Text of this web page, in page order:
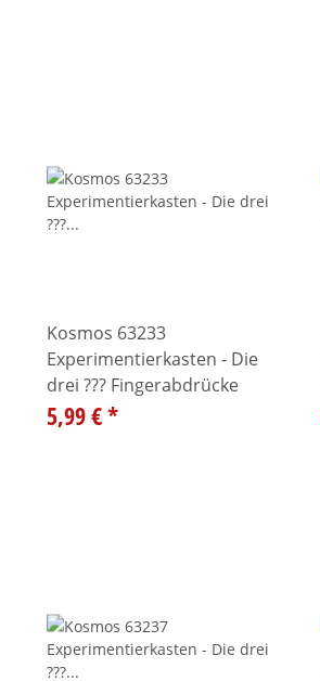
Kosmos 63233
Experimentierkasten - Die
drei ??? Fingerabdrücke
5,99 €*